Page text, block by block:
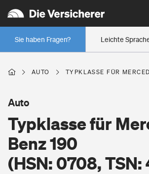
Leichte
Sie haben Fragen?
Wer versichert was: Jetzt Versicherer finden
Regionalklassen: So ist Ihre Region
Wer versichert was: Jetzt Versicherer finden
Berufsunfähigkeitsversicherung
Wohnen
Wohngebäudeversicherung
AUTO TYPKLASSE FÜR
Typklasse für
Benz 190
(HSN: 0708, TSN:
Auto